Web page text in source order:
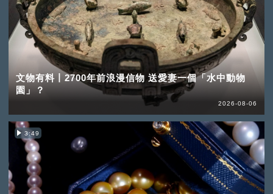
文物有料丨2700年前浪漫信物 送愛妻一個「水中動物
園」？
2026-08-06
3:49